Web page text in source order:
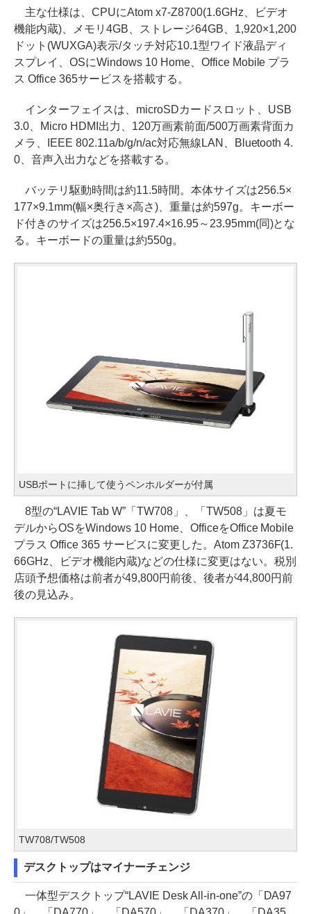
主な仕様は、CPUにAtom x7-Z8700(1.6GHz、ビデオ
機能内蔵)、メモリ4GB、ストレージ64GB、1,920×1,200
ドット(WUXGA)表示/タッチ対応10.1型ワイド液晶ディ
スプレイ、OSにWindows 10 Home、Office Mobile プラ
ス Office 365サービスを搭載する。
インターフェイスは、microSDカードスロット、USB
3.0、Micro HDMI出力、120万画素前面/500万画素背面カ
メラ、IEEE 802.11a/b/g/n/ac対応無線LAN、Bluetooth 4.
0、音声入出力などを搭載する。
バッテリ駆動時間は約11.5時間。本体サイズは256.5×
177×9.1mm(幅×奥行き×高さ)、重量は約597g。キーボー
ド付きのサイズは256.5×197.4×16.95～23.95mm(同)とな
る。キーボードの重量は約550g。
USBポートに挿して使うペンホルダーが付属
8型の“LAVIE Tab W”「TW708」、「TW508」は夏モ
デルからOSをWindows 10 Home、OfficeをOffice Mobile
プラス Office 365 サービスに変更した。Atom Z3736F(1.
66GHz、ビデオ機能内蔵)などの仕様に変更はない。税別
店頭予想価格は前者が49,800円前後、後者が44,800円前
後の見込み。
TW708/TW508
デスクトップはマイナーチェンジ
一体型デスクトップ“LAVIE Desk All-in-one”の「DA97